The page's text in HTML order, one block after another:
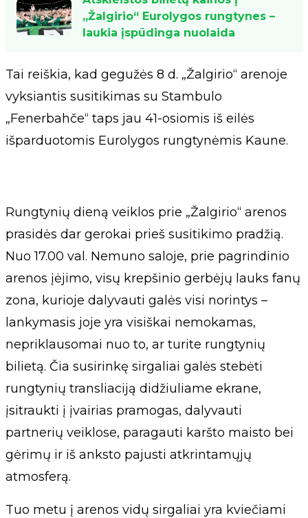
„Žalgirio“ Eurolygos rungtynes –
laukia įspūdinga nuolaida
Tai reiškia, kad gegužės 8 d. „Žalgirio“ arenoje
vyksiantis susitikimas su Stambulo
„Fenerbahče“ taps jau 41-osiomis iš eilės
išparduotomis Eurolygos rungtynėmis Kaune.
Rungtynių dieną veiklos prie „Žalgirio“ arenos
prasidės dar gerokai prieš susitikimo pradžią.
Nuo 17.00 val. Nemuno saloje, prie pagrindinio
arenos įėjimo, visų krepšinio gerbėjų lauks fanų
zona, kurioje dalyvauti galės visi norintys –
lankymasis joje yra visiškai nemokamas,
nepriklausomai nuo to, ar turite rungtynių
bilietą. Čia susirinkę sirgaliai galės stebėti
rungtynių transliaciją didžiuliame ekrane,
įsitraukti į įvairias pramogas, dalyvauti
partnerių veiklose, paragauti karšto maisto bei
gėrimų ir iš anksto pajusti atkrintamųjų
atmosferą.
Tuo metu į arenos vidų sirgaliai yra kviečiami